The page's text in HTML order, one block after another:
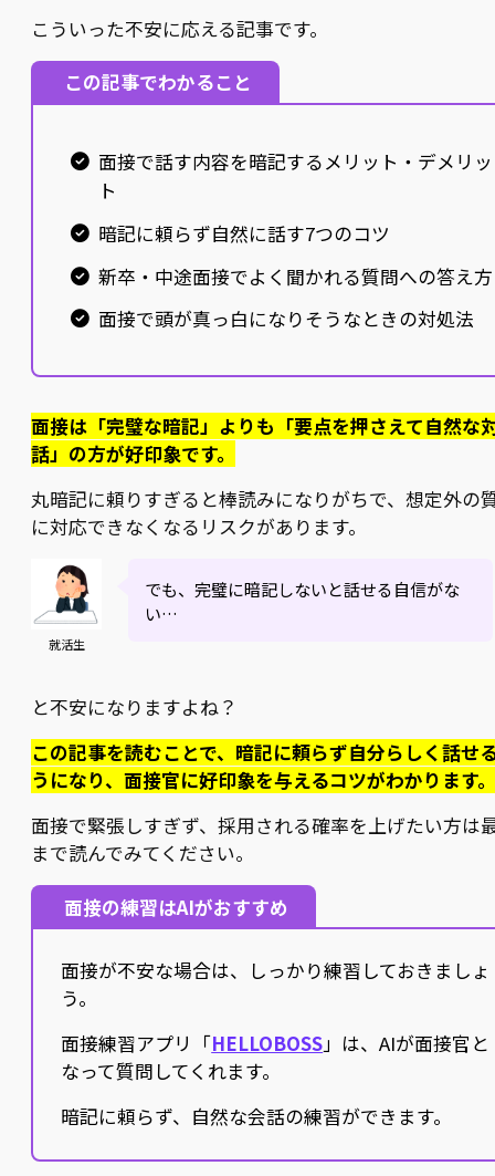
こういった不安に応える記事です。
この記事でわかること
面接で話す内容を暗記するメリット・デメリッ
ト
暗記に頼らず自然に話す7つのコツ
新卒・中途面接でよく聞かれる質問への答え方
面接で頭が真っ白になりそうなときの対処法
面接は「完璧な暗記」よりも「要点を押さえて自然な
話」の方が好印象です。
丸暗記に頼りすぎると棒読みになりがちで、想定外の
に対応できなくなるリスクがあります。
就活生
でも、完璧に暗記しないと話せる自信がな
い…
と不安になりますよね？
この記事を読むことで、暗記に頼らず自分らしく話せ
うになり、面接官に好印象を与えるコツがわかります。
面接で緊張しすぎず、採用される確率を上げたい方は
まで読んでみてください。
面接の練習はAIがおすすめ
面接が不安な場合は、しっかり練習しておきましょ
う。
面接練習アプリ「HELLOBOSS」は、AIが面接官と
なって質問してくれます。
暗記に頼らず、自然な会話の練習ができます。